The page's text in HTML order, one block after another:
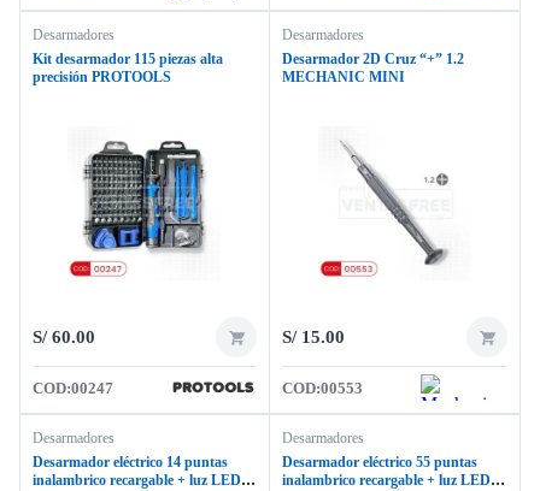
Desarmadores
Kit desarmador 115 piezas alta
precisión PROTOOLS
S/60.00
COD:00247
Desarmadores
Desarmador 2D Cruz “+” 1.2
MECHANIC MINI
S/15.00
COD:00553
Desarmadores
Desarmador eléctrico 14 puntas
inalambrico recargable + luz LED
Desarmadores
Desarmador eléctrico 55 puntas
inalambrico recargable + luz LED